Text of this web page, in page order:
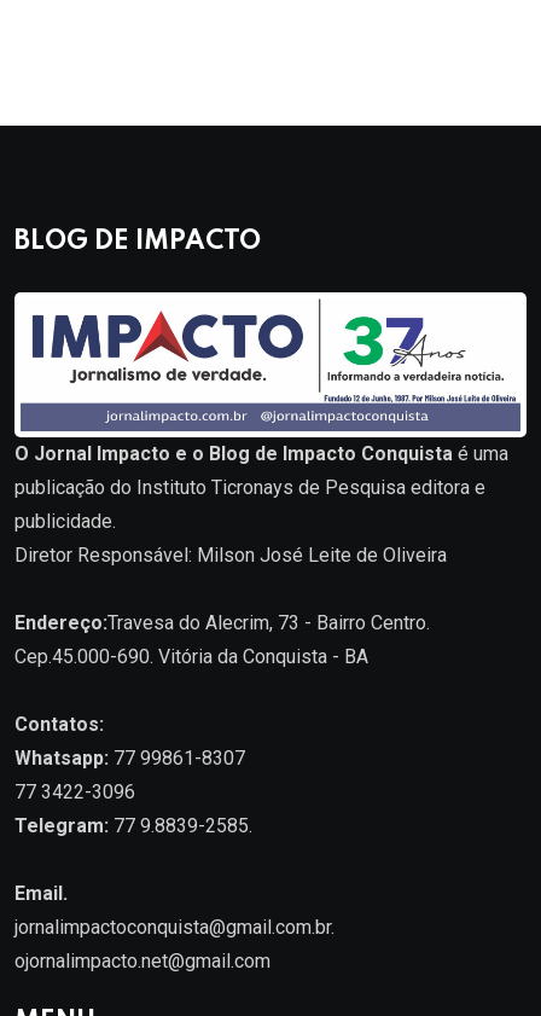
BLOG DE IMPACTO
O Jornal Impacto e o Blog de Impacto Conquista é uma
publicação do Instituto Ticronays de Pesquisa editora e
publicidade.
Diretor Responsável: Milson José Leite de Oliveira
Endereço:Travesa do Alecrim, 73 - Bairro Centro.
Cep.45.000-690. Vitória da Conquista - BA
Contatos:
Whatsapp: 77 99861-8307
77 3422-3096
Telegram: 77 9.8839-2585.
Email.
jornalimpactoconquista@gmail.com.br.
ojornalimpacto.net@gmail.com